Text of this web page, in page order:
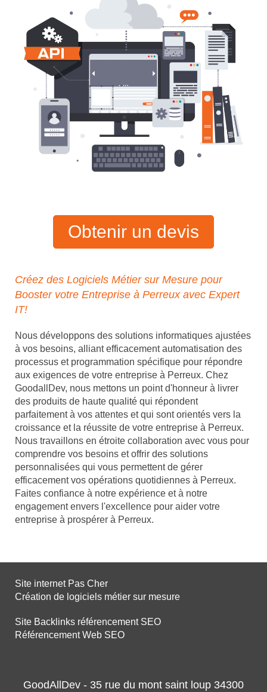
Obtenir un devis
Créez des Logiciels Métier sur Mesure pour
Booster votre Entreprise à Perreux avec Expert
IT!
Nous développons des solutions informatiques ajustées
à vos besoins, alliant efficacement automatisation des
processus et programmation spécifique pour répondre
aux exigences de votre entreprise à Perreux. Chez
GoodallDev, nous mettons un point d'honneur à livrer
des produits de haute qualité qui répondent
parfaitement à vos attentes et qui sont orientés vers la
croissance et la réussite de votre entreprise à Perreux.
Nous travaillons en étroite collaboration avec vous pour
comprendre vos besoins et offrir des solutions
personnalisées qui vous permettent de gérer
efficacement vos opérations quotidiennes à Perreux.
Faites confiance à notre expérience et à notre
engagement envers l'excellence pour aider votre
entreprise à prospérer à Perreux.
Site internet Pas Cher
Création de logiciels métier sur mesure
Site Backlinks référencement SEO
Référencement Web SEO
GoodAllDev - 35 rue du mont saint loup 34300